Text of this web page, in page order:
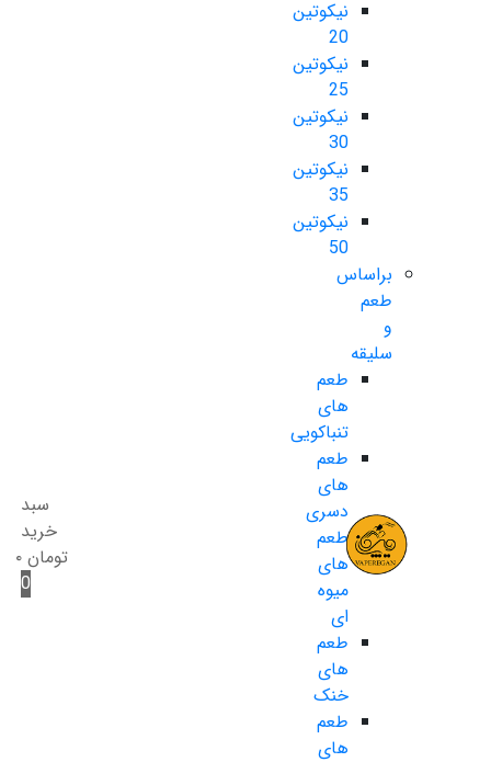
نیکوتین
20
نیکوتین
25
نیکوتین
30
نیکوتین
35
نیکوتین
50
براساس
طعم
و
سلیقه
طعم
های
تنباکویی
طعم
های
دسری
طعم
های
میوه
ای
طعم
های
خنک
طعم
های
سبد
خرید
تومان ۰
0